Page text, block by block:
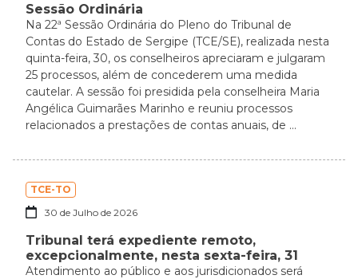
Sessão Ordinária
Na 22ª Sessão Ordinária do Pleno do Tribunal de
Contas do Estado de Sergipe (TCE/SE), realizada nesta
quinta-feira, 30, os conselheiros apreciaram e julgaram
25 processos, além de concederem uma medida
cautelar. A sessão foi presidida pela conselheira Maria
Angélica Guimarães Marinho e reuniu processos
relacionados a prestações de contas anuais, de ...
TCE-TO
30 de Julho de 2026
Tribunal terá expediente remoto,
excepcionalmente, nesta sexta-feira, 31
Atendimento ao público e aos jurisdicionados será